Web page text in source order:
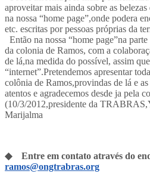
aproveitar mais ainda sobre as
na nossa “home page”,onde podera
etc. escritas por pessoas próprias da
Então na nossa “home page”na
da colonia de Ramos, com a
de lá,na medida do possível, assim
“internet”.Pretendemos apresentar
colônia de Ramos,provindas de lá e
atentos e agradecemos desde ja pela
(10/3/2012,presidente da
Marijalma
◆ Entre em contato através do
ramos@ongtrabras.org